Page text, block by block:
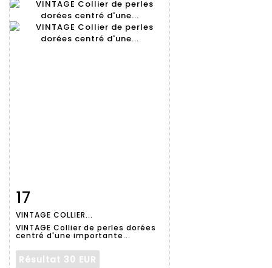
détaillée
17
VINTAGE COLLIER...
VINTAGE Collier de perles dorées
centré d'une importante...
Résultat 30 EUR